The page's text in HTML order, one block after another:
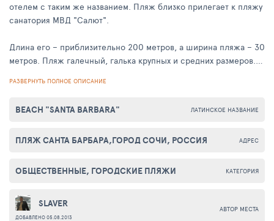
отелем с таким же названием. Пляж близко прилегает к пляжу
санатория МВД "Салют".
Длина его – приблизительно 200 метров, а ширина пляжа – 30
метров. Пляж галечный, галька крупных и средних размеров.
каменистые пляжи не совсем удобен для захода.
Одним из преимуществ пляжа «Санта-Барбара» - это въезд,
практически до самого пляжа. На пляже есть всё
а так же катамаранов и скутеров. Для безопасности создан
душевые кабинки и раздевалки. Уборка пляжа проходит
ежедневно. Вход на пляж свободный.
РАЗВЕРНУТЬ ПОЛНОЕ ОПИСАНИЕ
ЛАТИНСКОЕ НАЗВАНИЕ
BEACH "SANTA BARBARA"
АДРЕС
ПЛЯЖ САНТА БАРБАРА,ГОРОД СОЧИ, РОССИЯ
КАТЕГОРИЯ
ОБЩЕСТВЕННЫЕ, ГОРОДСКИЕ ПЛЯЖИ
АВТОР МЕСТА
SLAVER
ДОБАВЛЕНО 05.08.2013